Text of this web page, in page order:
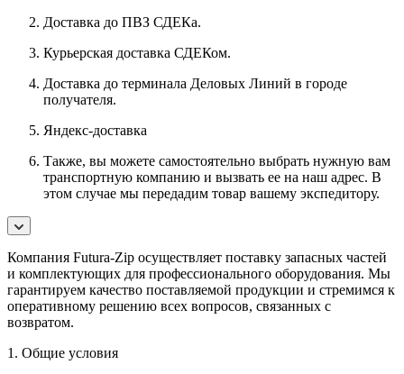
Доставка до ПВЗ СДЕКа.
Курьерская доставка СДЕКом.
Доставка до терминала Деловых Линий в городе
получателя.
Яндекс-доставка
Также, вы можете самостоятельно выбрать нужную вам
транспортную компанию и вызвать ее на наш адрес. В
этом случае мы передадим товар вашему экспедитору.
Компания Futura-Zip осуществляет поставку запасных частей
и комплектующих для профессионального оборудования. Мы
гарантируем качество поставляемой продукции и стремимся к
оперативному решению всех вопросов, связанных с
возвратом.
1. Общие условия